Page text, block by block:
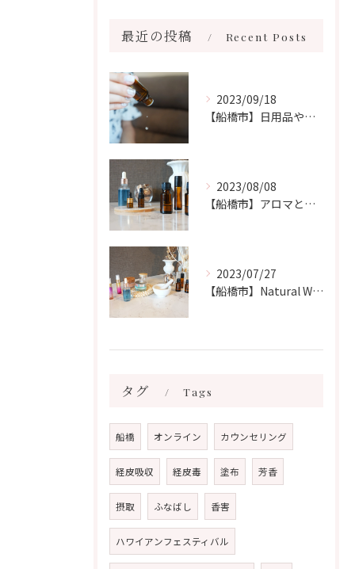
最近の投稿 Recent Posts
2023/09/18
【船橋市】日用品や香りの害について𓆸
2023/08/08
【船橋市】アロマとエッセンシャルオイルの違いについて🧙‍♀️
2023/07/27
【船橋市】Natural Witchです🧙‍♀️フランス式のアロマオイルについて
タグ Tags
船橋 オンライン カウンセリング
経皮吸収 経皮毒 塗布 芳香
摂取 ふなばし 香害
ハワイアンフェスティバル